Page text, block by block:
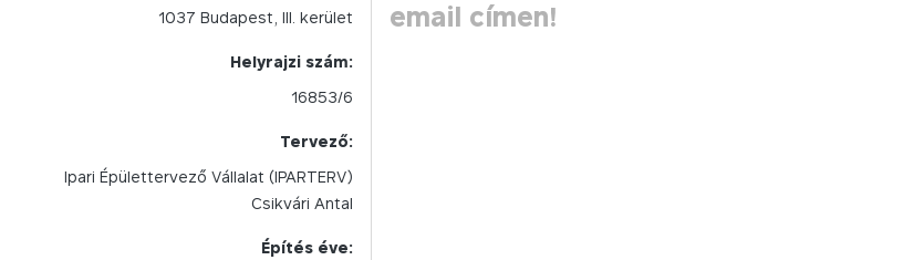
1037 Budapest, III. kerület
Helyrajzi szám:
16853/6
Tervező:
Ipari Épülettervező Vállalat (IPARTERV)
Csikvári Antal
Építés éve:
email címen!